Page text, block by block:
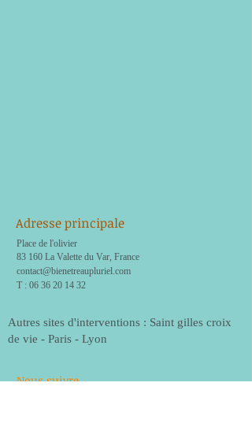
Adresse principale
Place de l'olivier
83 160 La Valette du Var, France
contact@bienetreaupluriel.com
T : 06 36 20 14 32
Autres sites d'interventions : Saint gilles croix
de vie - Paris - Lyon
Nous suivre